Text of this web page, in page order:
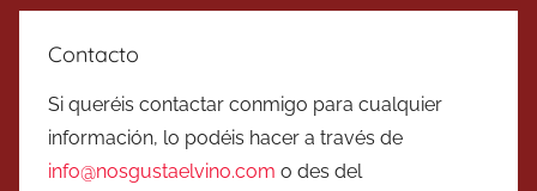
Contacto
Si queréis contactar conmigo para cualquier
información, lo podéis hacer a través de
info@nosgustaelvino.com o des del